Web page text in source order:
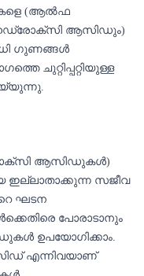
(ആൽഫ
ആസിഡും)
ഗുണങ്ങൾ
ചുറ്റിപ്പറ്റിയുള്ള
ആസിഡുകൾ)
ഇല്ലാതാക്കുന്ന സജീവ
ഘടന
പോരാടാനും
ഉപയോഗിക്കാം.
എന്നിവയാണ്